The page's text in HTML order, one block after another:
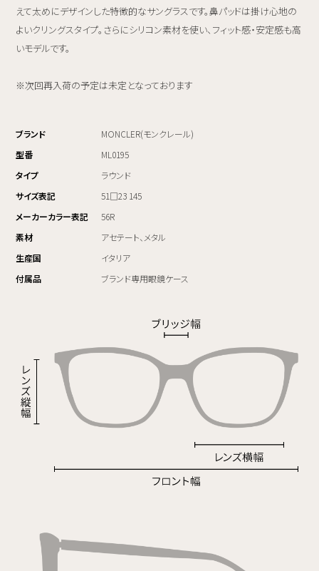
えて太めにデザインした特徴的なサングラスです。鼻パッドは掛け心地の
よいクリングスタイプ。さらにシリコン素材を使い、フィット感・安定感も高
いモデルです。
※次回再入荷の予定は未定となっております
ブランド
MONCLER(モンクレール)
型番
ML0195
タイプ
ラウンド
サイズ表記
51□23 145
メーカーカラー表記
56R
素材
アセテート、メタル
生産国
イタリア
付属品
ブランド専用眼鏡ケース